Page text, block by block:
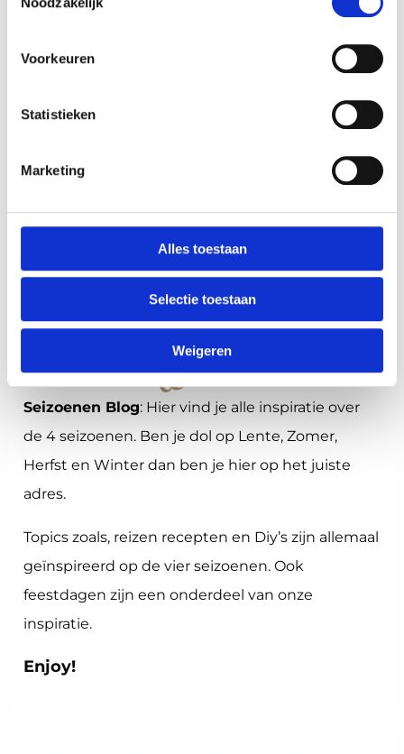
Voorkeuren
Statistieken
Marketing
Alles toestaan
Selectie toestaan
Weigeren
Seizoenen Blog: Hier vind je alle inspiratie over
de 4 seizoenen. Ben je dol op Lente, Zomer,
Herfst en Winter dan ben je hier op het juiste
adres.
Topics zoals, reizen recepten en Diy’s zijn allemaal
geïnspireerd op de vier seizoenen. Ook
feestdagen zijn een onderdeel van onze
inspiratie.
Enjoy!